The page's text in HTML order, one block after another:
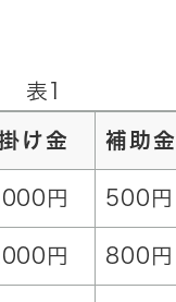
表1
金 補助金
円 500円
円 800円